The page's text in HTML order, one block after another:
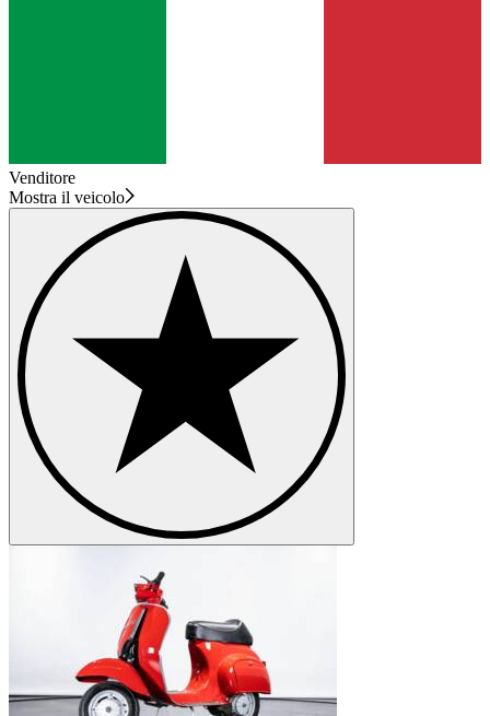
Venditore
Mostra il veicolo